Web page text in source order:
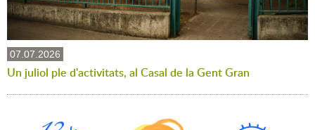
07.07.2026
Un juliol ple d'activitats, al Casal de la Gent Gran